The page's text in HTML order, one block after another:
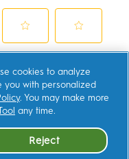
cookies to analyze
you with personalized
. You may make more
any time.
Reject